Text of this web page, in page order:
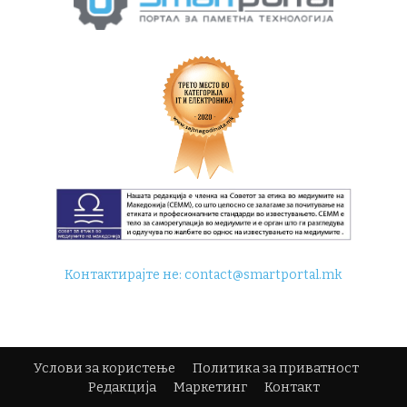
Контактирајте не:contact@smartportal.mk
Услови за користење
Политика за приватност
Редакција
Маркетинг Контакт